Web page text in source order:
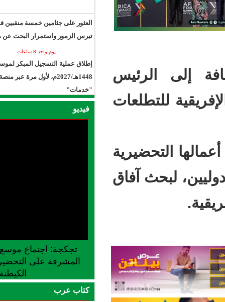
آفاق
العثور على جثامين خمسة منقبين في
تيرس الزمور واستمرار البحث عن مفقود
إطلاق عملية التسجيل المبكر لموسم حج
1448هـ/2027م، لأول مرة عبر منصة
يوم واحد 14 ساعة
تجكجة: اجتماع موسع للجنة الجهوية
المشرفة على التحضير لإطلاق موسم
كتاب عرب